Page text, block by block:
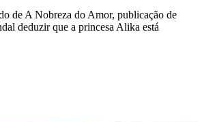
de A Nobreza do Amor, publicação de
deduzir que a princesa Alika está